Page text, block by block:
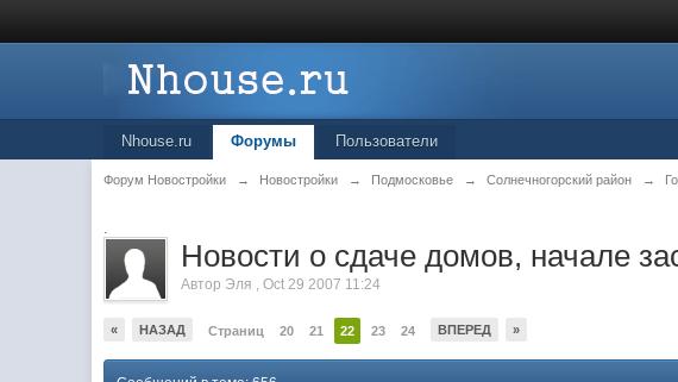
Nhouse.ru Форумы Пользователи
Форум Новостройки → Новостройки → Подмосковье → Солнечногорский район →
.
Новости о сдаче домов, начале
Автор Эля ,Oct 29 2007 11:24
« НАЗАД Страниц 20 21 22 23 24 ВПЕРЕД »